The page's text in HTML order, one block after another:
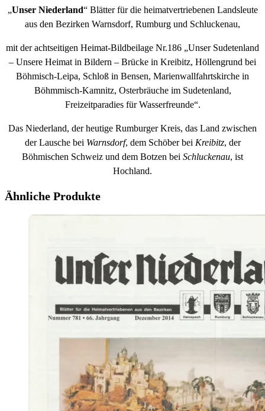
„Unser Niederland“ Blätter für die heimatvertriebenen Landsleute
aus den Bezirken Warnsdorf, Rumburg und Schluckenau,
mit der achtseitigen Heimat-Bildbeilage Nr.186 „Unser Sudetenland
– Unsere Heimat in Bildern – Brücke in Kreibitz, Höllengrund bei
Böhmisch-Leipa, Schloß in Bensen, Marienwallfahrtskirche in
Böhmmisch-Kamnitz, Osterbräuche im Sudetenland,
Freizeitparadies für Wasserfreunde“.
Das Niederland, der heutige Rumburger Kreis, das Land zwischen
der Lausche bei Warnsdorf, dem Schöber bei Kreibitz, der
Böhmischen Schweiz und dem Botzen bei Schluckenau, ist
Hochland.
Ähnliche Produkte